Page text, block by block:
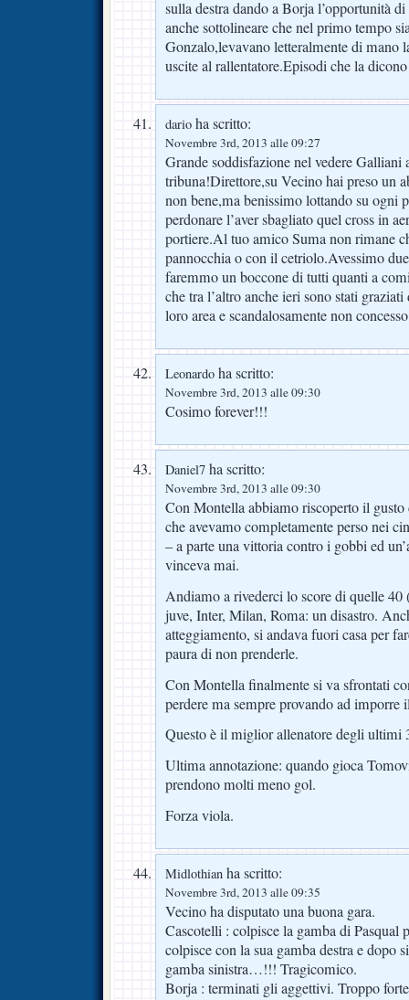
sulla destra dando a Borja l’opportunità
anche sottolineare che nel primo tempo
Gonzalo,levavano letteralmente di mano
uscite al rallentatore.Episodi che la
dario ha scritto:
Novembre 3rd, 2013 alle 09:27
Grande soddisfazione nel vedere Galliani
tribuna!Direttore,su Vecino hai preso un
non bene,ma benissimo lottando su ogni
perdonare l’aver sbagliato quel cross in
portiere.Al tuo amico Suma non rimane
pannocchia o con il cetriolo.Avessimo
faremmo un boccone di tutti quanti a
che tra l’altro anche ieri sono stati
loro area e scandalosamente non
Leonardo ha scritto:
Novembre 3rd, 2013 alle 09:30
Cosimo forever!!!
Daniel7 ha scritto:
Novembre 3rd, 2013 alle 09:30
Con Montella abbiamo riscoperto il gusto
che avevamo completamente perso nei
– a parte una vittoria contro i gobbi ed
vinceva mai.
Andiamo a rivederci lo score di quelle 40
juve, Inter, Milan, Roma: un disastro.
atteggiamento, si andava fuori casa per
paura di non prenderle.
Con Montella finalmente si va sfrontati
perdere ma sempre provando ad imporre
Questo è il miglior allenatore degli ultimi
Ultima annotazione: quando gioca
prendono molti meno gol.
Forza viola.
Midlothian ha scritto:
Novembre 3rd, 2013 alle 09:35
Vecino ha disputato una buona gara.
Cascotelli : colpisce la gamba di Pasqual
colpisce con la sua gamba destra e dopo
gamba sinistra…!!! Tragicomico.
Borja : terminati gli aggettivi. Troppo